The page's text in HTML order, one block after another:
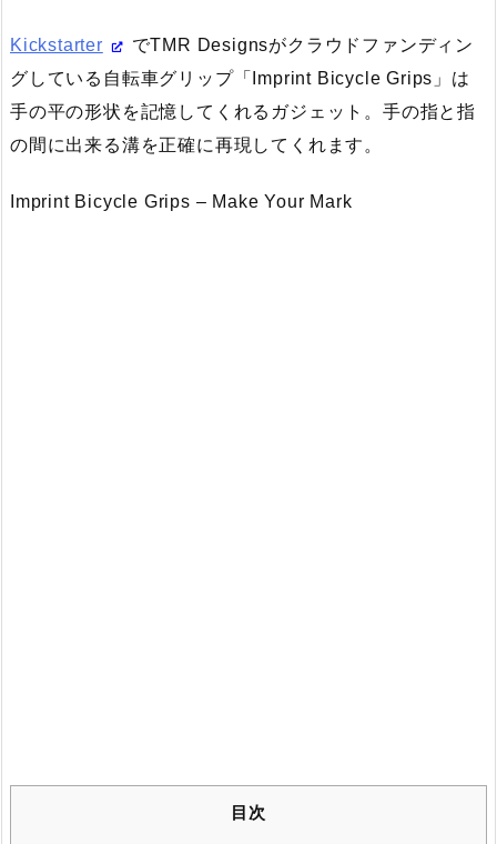
Kickstarter
でTMR Designsがクラウドファンディン
グしている自転車グリップ「Imprint Bicycle Grips」は
手の平の形状を記憶してくれるガジェット。手の指と指
の間に出来る溝を正確に再現してくれます。
Imprint Bicycle Grips – Make Your Mark
目次